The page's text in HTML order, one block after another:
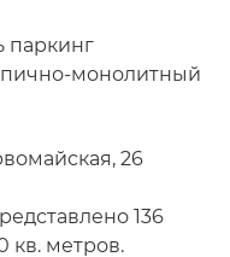
паркинг
монолитный
26
136
кв. метров.